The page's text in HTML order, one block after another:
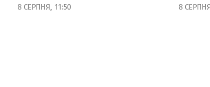
8 СЕРПНЯ, 11:50 8